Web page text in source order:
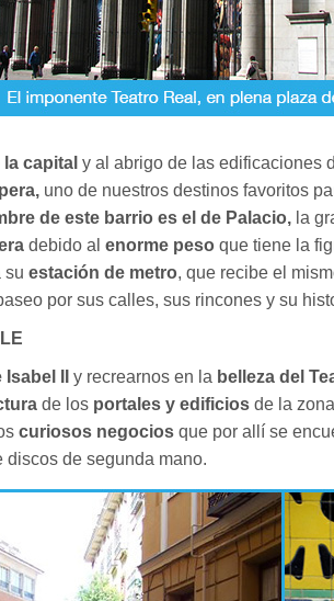
capital y al abrigo de las edificaciones
uno de nuestros destinos favoritos
de este barrio es el de Palacio,la
debido al enorme pesoque tiene la
su estación de metro, que recibe el
por sus calles, sus rincones y su
II y recrearnos en la belleza del
de los portales y edificiosde la
curiosos negociosque por allí se
discos de segunda mano.